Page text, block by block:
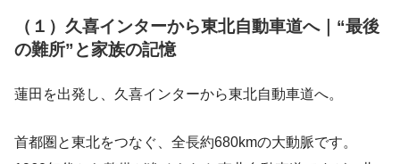
（１）久喜インターから東北自動車道へ｜“最後
の難所”と家族の記憶
蓮田を出発し、久喜インターから東北自動車道へ。
首都圏と東北をつなぐ、全長約680kmの大動脈です。